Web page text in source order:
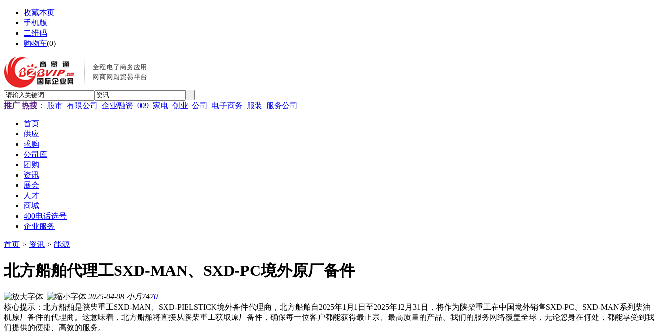
收藏本页
手机版
二维码
购物车(0)
推广 热搜： 股市 有限公司 企业融资 009 家电 创业 公司 电子商务 服装 服务公司
首页
供应
求购
公司库
团购
资讯
展会
人才
商城
400电话选号
企业服务
首页 > 资讯 > 能源
北方船舶代理工SXD-MAN、SXD-PC境外原厂备件
2025-04-08 小月7470
核心提示：北方船舶是陕柴重工SXD-MAN、SXD-PIELSTICK境外备件代理商，北方船舶自2025年1月1日至2025年12月31日，将作为陕柴重工在中国境外销售SXD-PC、SXD-MAN系列柴油
机原厂备件的代理商。这意味着，北方船舶将直接从陕柴重工获取原厂备件，确保每一位客户都能获得最正宗、最高质量的产品。我们的服务网络覆盖全球，无论您身在何处，都能享受到我
们提供的便捷、高效的服务。